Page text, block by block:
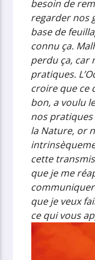
besoin de
regarder nos
base de
connu ça.
perdu ça, car
pratiques.
croire que ce
bon, a voulu
nos pratiques
la Nature, or
cette
que je me
que je veux
ce qui vous